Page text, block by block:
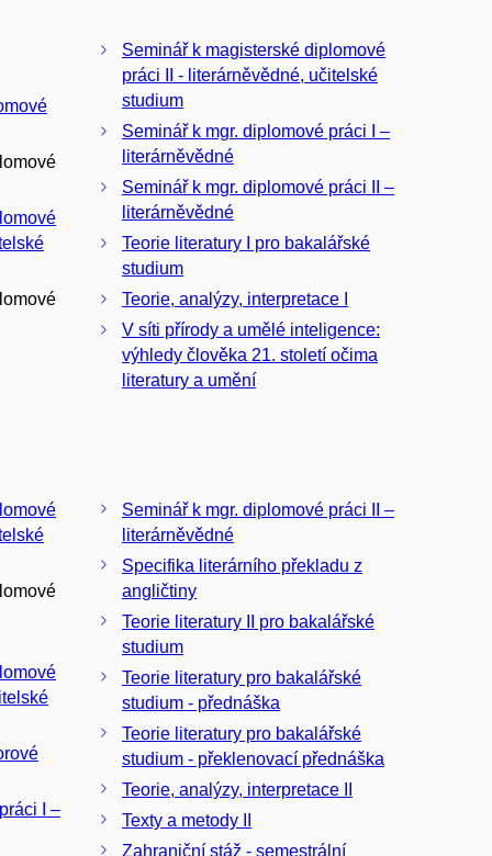
Seminář k magisterské diplomové
práci II - literárněvědné, učitelské
studium
Seminář k mgr. diplomové práci I –
literárněvědné
Seminář k mgr. diplomové práci II –
literárněvědné
Teorie literatury I pro bakalářské
studium
Teorie, analýzy, interpretace I
V síti přírody a umělé inteligence:
výhledy člověka 21. století očima
literatury a umění
I –
Seminář k mgr. diplomové práci II –
literárněvědné
Specifika literárního překladu z
angličtiny
Teorie literatury II pro bakalářské
studium
Teorie literatury pro bakalářské
studium - přednáška
Teorie literatury pro bakalářské
studium - překlenovací přednáška
Teorie, analýzy, interpretace II
Texty a metody II
Zahraniční stáž - semestrální